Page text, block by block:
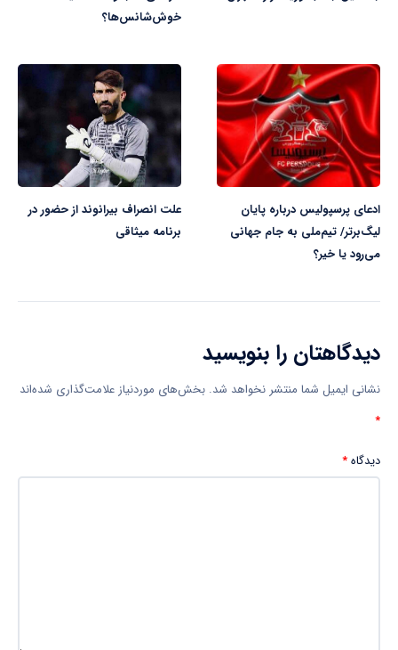
خوش‌شانس‌ها؟
ادعای پرسپولیس درباره پایان
لیگ‌برتر/ تیم‌ملی به جام جهانی
می‌رود یا خیر؟
علت انصراف بیرانوند از حضور در
برنامه میثاقی
دیدگاهتان را بنویسید
نشانی ایمیل شما منتشر نخواهد شد. بخش‌های موردنیاز علامت‌گذاری شده‌اند
*
دیدگاه*